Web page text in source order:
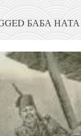
БАБА НАТА